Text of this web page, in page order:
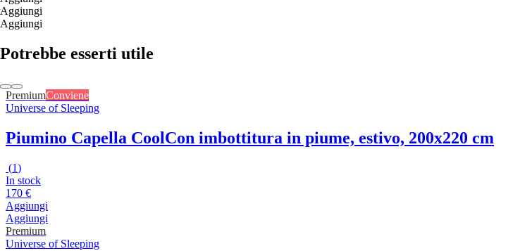
Aggiungi
Aggiungi
Potrebbe esserti utile
PremiumConviene
Universe of Sleeping
Piumino Capella CoolCon imbottitura in piume, estivo, 200x220 cm
(1)
In stock
170 €
Aggiungi
Aggiungi
Premium
Universe of Sleeping